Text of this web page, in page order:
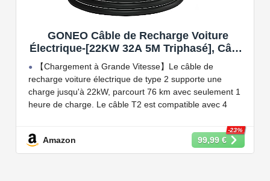
GONEO Câble de Recharge Voiture
Électrique-[22KW 32A 5M Triphasé], Câble
Type 2 à Type 2 EV/PHEV, Câble T2 avec
Sac de Transport, Compatible avec Model
3/S/X/Y, e-208, ID.5, E-Tron, IONIQ 5, Zoe,
etc
【Chargement à Grande Vitesse】Le câble de
recharge voiture électrique de type 2 supporte une
charge jusqu'à 22kW, parcourt 76 km avec seulement 1
heure de charge. Le câble T2 est compatible avec 4
【Conception Sécurisée】Nos câbles type 2 vous
Amazon 99,99 €
-23%